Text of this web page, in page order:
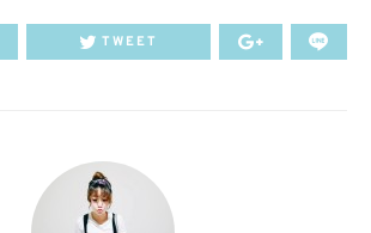
TWEET